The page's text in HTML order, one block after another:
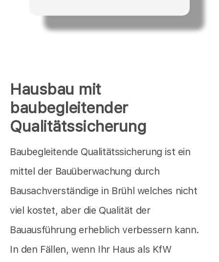
Hausbau mit
baubegleitender
Qualitätssicherung
Baubegleitende Qualitätssicherung ist ein
mittel der Bauüberwachung durch
Bausachverständige in Brühl welches nicht
viel kostet, aber die Qualität der
Bauausführung erheblich verbessern kann.
In den Fällen, wenn Ihr Haus als KfW